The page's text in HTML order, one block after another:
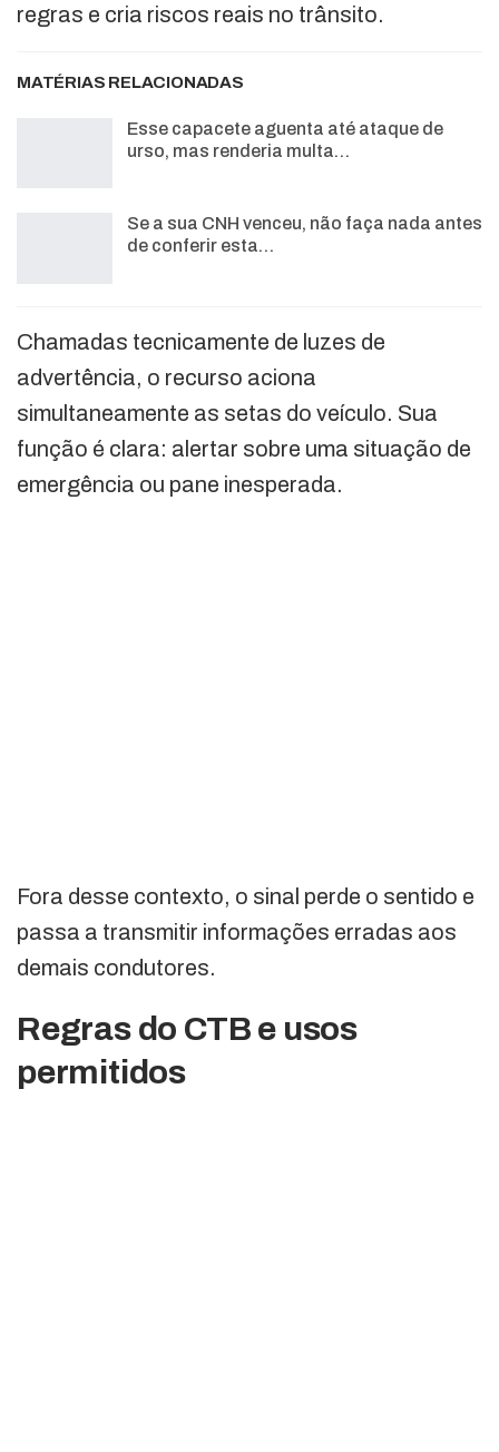
regras e cria riscos reais no trânsito.
MATÉRIAS RELACIONADAS
Esse capacete aguenta até ataque de
urso, mas renderia multa…
Se a sua CNH venceu, não faça nada antes
de conferir esta…
Chamadas tecnicamente de luzes de
advertência, o recurso aciona
simultaneamente as setas do veículo. Sua
função é clara: alertar sobre uma situação de
emergência ou pane inesperada.
Fora desse contexto, o sinal perde o sentido e
passa a transmitir informações erradas aos
demais condutores.
Regras do CTB e usos
permitidos